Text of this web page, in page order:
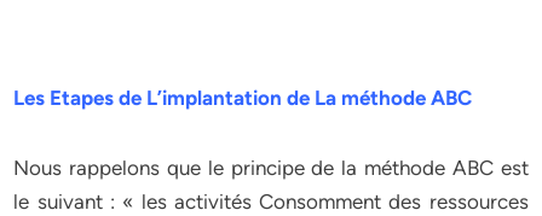
Les Etapes de L’implantation de La méthode ABC
Nous rappelons que le principe de la méthode ABC est
le suivant : « les activités Consomment des ressources